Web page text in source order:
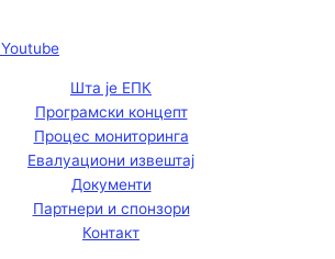
Youtube
Шта је ЕПК
Програмски концепт
Процес мониторинга
Евалуациони извештај
Документи
Партнери и спонзори
Контакт